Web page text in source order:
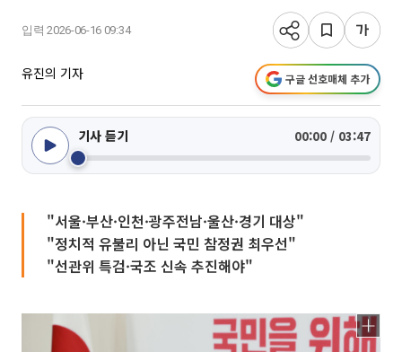
입력 2026-06-16 09:34
유진의 기자 구글 선호매체 추가
기사 듣기 00:00 / 03:47
"서울·부산·인천·광주전남·울산·경기 대상"
"정치적 유불리 아닌 국민 참정권 최우선"
"선관위 특검·국조 신속 추진해야"